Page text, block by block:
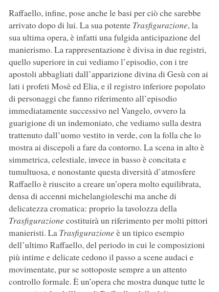
Raffaello, infine, pose anche le basi per ciò che sarebbe
arrivato dopo di lui. La sua potente Trasfigurazione, la
sua ultima opera, è infatti una fulgida anticipazione del
manierismo. La rappresentazione è divisa in due registri,
quello superiore in cui vediamo l’episodio, con i tre
apostoli abbagliati dall’apparizione divina di Gesù con ai
lati i profeti Mosè ed Elia, e il registro inferiore popolato
di personaggi che fanno riferimento all’episodio
immediatamente successivo nel Vangelo, ovvero la
guarigione di un indemoniato, che vediamo sulla destra
trattenuto dall’uomo vestito in verde, con la folla che lo
mostra ai discepoli a fare da contorno. La scena in alto è
simmetrica, celestiale, invece in basso è concitata e
tumultuosa, e nonostante questa diversità d’atmosfere
Raffaello è riuscito a creare un’opera molto equilibrata,
densa di accenni michelangioleschi ma anche di
delicatezza cromatica: proprio la tavolozza della
Trasfigurazionecostituirà un riferimento per molti pittori
manieristi. La Trasfigurazioneè un tipico esempio
dell’ultimo Raffaello, del periodo in cui le composizioni
più intime e delicate cedono il passo a scene audaci e
movimentate, pur se sottoposte sempre a un attento
controllo formale. È un’opera che mostra dunque tutte le